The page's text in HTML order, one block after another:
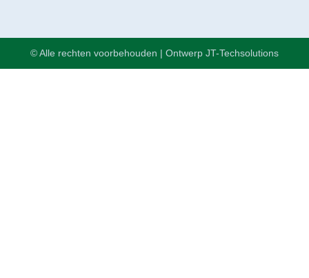
© Alle rechten voorbehouden | Ontwerp JT-Techsolutions